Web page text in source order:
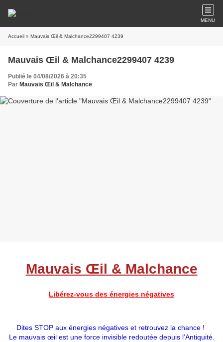
MENU
Accueil » Mauvais Œil & Malchance2299407 4239
Mauvais Œil & Malchance2299407 4239
Publié le 04/08/2026 à 20:35
Par Mauvais Œil & Malchance
Mauvais Œil & Malchance
Libérez-vous des énergies négatives
Dites STOP aux énergies négatives et retrouvez la chance !
Le mauvais œil est une force invisible redoutée depuis l’Antiquité.